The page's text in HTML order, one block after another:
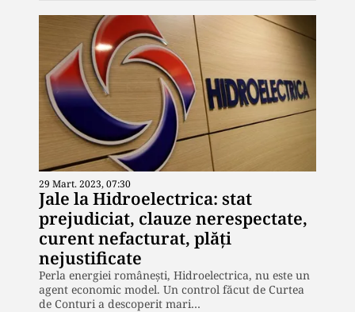
29 Mart. 2023, 07:30
Jale la Hidroelectrica: stat
prejudiciat, clauze nerespectate,
curent nefacturat, plăți
nejustificate
Perla energiei românești, Hidroelectrica, nu este un
agent economic model. Un control făcut de Curtea
de Conturi a descoperit mari…